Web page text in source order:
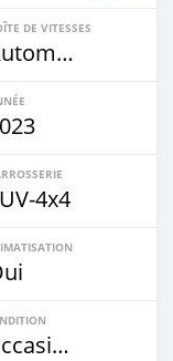
DE VITESSES
Automatique
Occasion